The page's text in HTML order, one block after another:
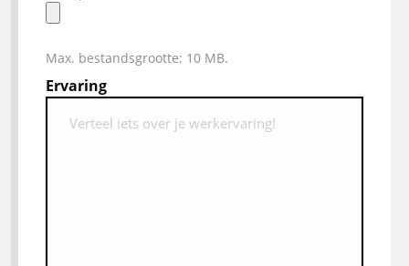
Max. bestandsgrootte: 10 MB.
Ervaring